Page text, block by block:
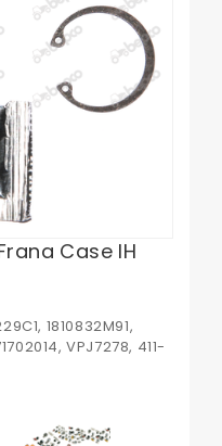
Case IH
1810832M91,
VPJ7278, 411-